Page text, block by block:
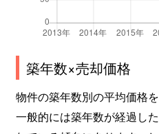
築年数×売却価格
物件の築年数別の平均価格
一般的には築年数が経過し